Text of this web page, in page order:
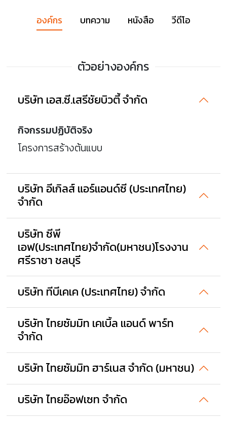
องค์กร บทความ หนังสือ วีดีโอ
ตัวอย่างองค์กร
บริษัท เอส.ซี.เสรีชัยบิวตี้ จำกัด
กิจกรรมปฏิบัติจริง
โครงการสร้างต้นแบบ
บริษัท อีเกิลส์ แอร์แอนด์ซี (ประเทศไทย)
จำกัด
บริษัท ซีพี
เอฟ(ประเทศไทย)จำกัด(มหาชน)โรงงาน
ศรีราชา ชลบุรี
บริษัท ทีบีเคเค (ประเทศไทย) จำกัด
บริษัท ไทยซัมมิท เคเบิ้ล แอนด์ พาร์ท
จำกัด
บริษัท ไทยซัมมิท ฮาร์เนส จำกัด (มหาชน)
บริษัท ไทยอ๊อฟเซท จำกัด